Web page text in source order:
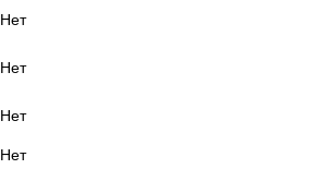
Нет
Нет
Нет
Нет